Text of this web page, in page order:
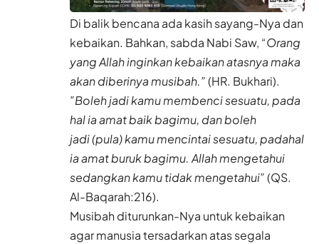
Di balik bencana ada kasih sayang-Nya dan
kebaikan. Bahkan, sabda Nabi Saw, “Orang
yang Allah inginkan kebaikan atasnya maka
akan diberinya musibah.”(HR. Bukhari).
”Boleh jadi kamu membenci sesuatu, pada
hal ia amat baik bagimu, dan boleh
jadi (pula) kamu mencintai sesuatu, padahal
ia amat buruk bagimu. Allah mengetahui
sedangkan kamu tidak mengetahui”(QS.
Al-Baqarah:216).
Musibah diturunkan-Nya untuk kebaikan
agar manusia tersadarkan atas segala